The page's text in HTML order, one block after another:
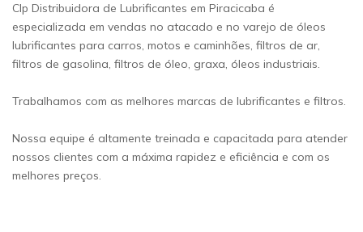
Clp Distribuidora de Lubrificantes em Piracicaba é
especializada em vendas no atacado e no varejo de óleos
lubrificantes para carros, motos e caminhões, filtros de ar,
filtros de gasolina, filtros de óleo, graxa, óleos industriais.
Trabalhamos com as melhores marcas de lubrificantes e filtros.
Nossa equipe é altamente treinada e capacitada para atender
nossos clientes com a máxima rapidez e eficiência e com os
melhores preços.